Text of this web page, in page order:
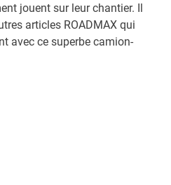
jouent sur leur chantier. Il
articles ROADMAX qui
avec ce superbe camion-